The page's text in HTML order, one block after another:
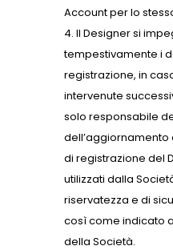
Account per lo
Il Designer si
tempestivamente i
registrazione, in
intervenute
solo responsabile
dell’aggiornamento
di registrazione del
utilizzati dalla
riservatezza e di
così come indicato
della Società.